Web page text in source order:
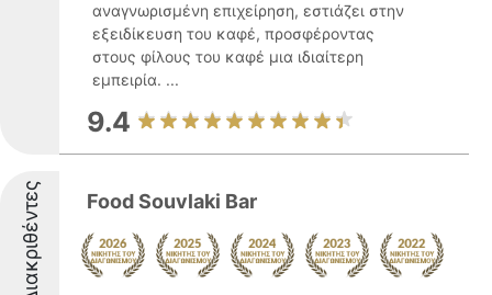
αναγνωρισμένη επιχείρηση, εστιάζει στην
εξειδίκευση του καφέ, προσφέροντας
στους φίλους του καφέ μια ιδιαίτερη
εμπειρία. ...
9.4
Διακριθέντες Food Souvlaki Bar